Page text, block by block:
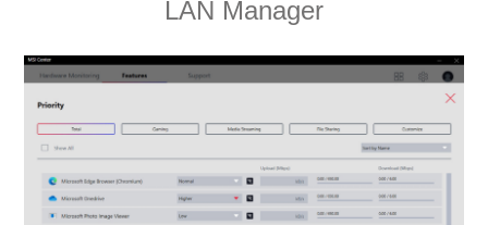
Smart Image Finder
Sound Tune
LAN Manager
Smart Priority